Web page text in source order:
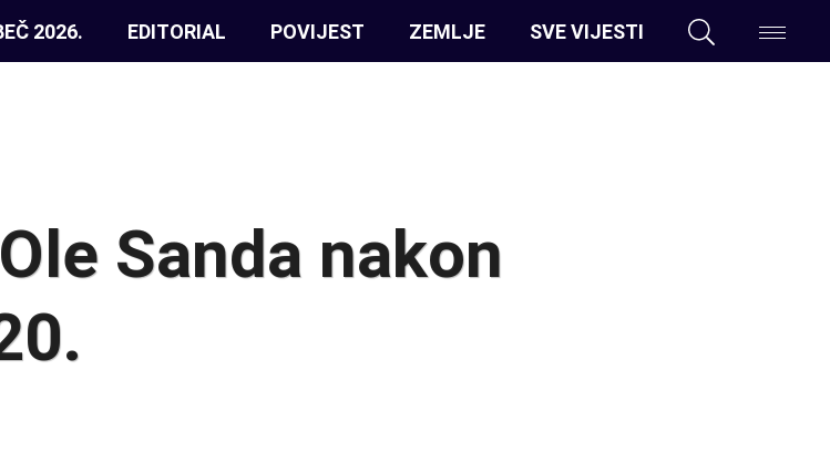
2026. EDITORIAL POVIJEST ZEMLJE SVE VIJESTI
Sanda nakon